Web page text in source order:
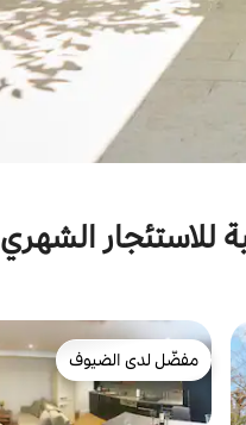
للاستئجار الشهري
مفضّل لدى الضيوف
مفضّل لدى الضيوف